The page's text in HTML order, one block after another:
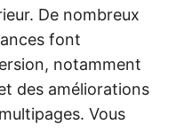
De nombreux
font
notamment
des améliorations
Vous